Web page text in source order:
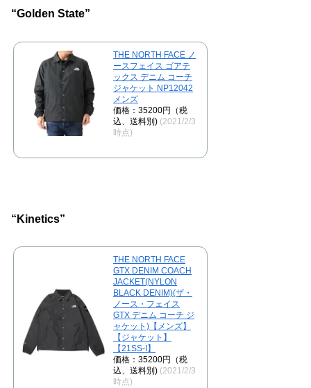
“Golden State”
THE NORTH FACE ノ
ースフェイス ゴアテ
ックス デニム コーチ
ジャケット NP12042
メンズ
価格：35200円（税
込、送料別) (2021/2/3
時点)
“Kinetics”
THE NORTH FACE
GTX DENIM COACH
JACKET(NYLON
BLACK DENIM)(ザ・
ノース・フェイス
GTX デニム コーチ ジ
ャケット)【メンズ】
【ジャケット】
【21SS-I】
価格：35200円（税
込、送料別) (2021/2/3
時点)